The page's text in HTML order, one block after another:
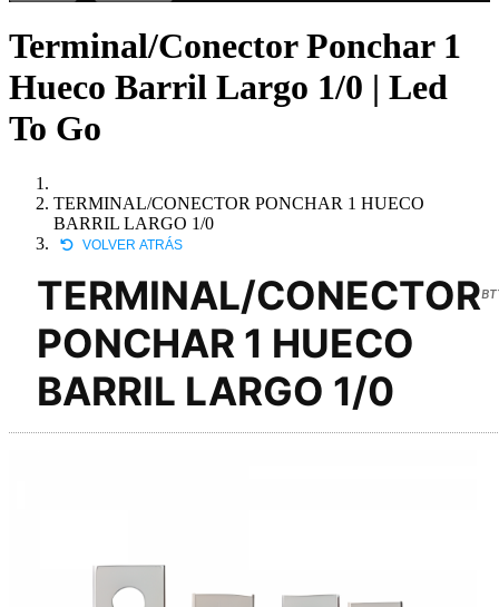
Terminal/Conector Ponchar 1
Hueco Barril Largo 1/0 | Led
To Go
TERMINAL/CONECTOR PONCHAR 1 HUECO
BARRIL LARGO 1/0
VOLVER ATRÁS
TERMINAL/CONECTOR
PONCHAR 1 HUECO
BARRIL LARGO 1/0